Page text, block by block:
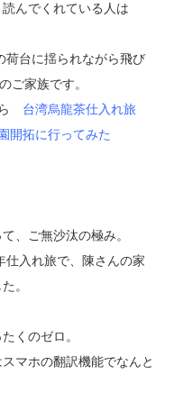
んでくれている人は
荷台に揺られながら飛び
ご家族です。
台湾烏龍茶仕入れ旅
開拓に行ってみた
、ご無沙汰の極み。
仕入れ旅で、陳さんの家
。
くのゼロ。
マホの翻訳機能でなんと